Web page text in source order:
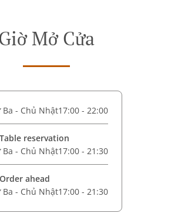
Mở Cửa
Ba - Chủ Nhật17:00 - 22:00
Table reservation
Ba - Chủ Nhật17:00 - 21:30
Order ahead
Ba - Chủ Nhật17:00 - 21:30